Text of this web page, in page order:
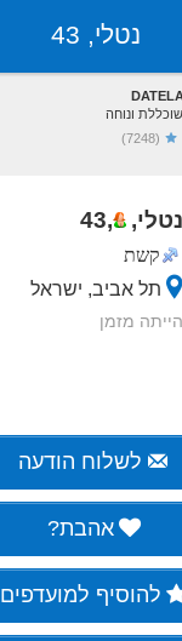
נטלי, 43
ונוחה
(7248)
נטלי, ,
43
קשת
תל אביב, ישראל
הייתה מזמן
לשלוח הודעה
אהבת?
להוסיף למועדפים